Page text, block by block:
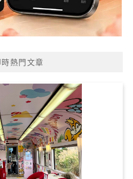
時熱門文章